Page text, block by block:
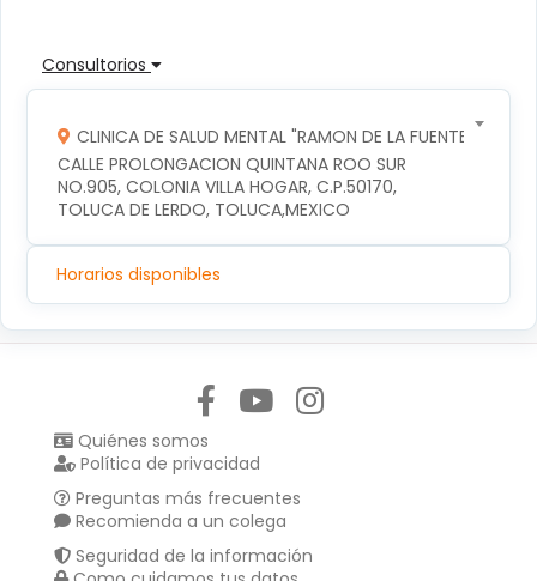
Consultorios
CLINICA DE SALUD MENTAL "RAMON DE LA FUENTE"
CALLE PROLONGACION QUINTANA ROO SUR
NO.905, COLONIA VILLA HOGAR, C.P.50170,
TOLUCA DE LERDO, TOLUCA,MEXICO
Horarios disponibles
Quiénes somos
Política de privacidad
Preguntas más frecuentes
Recomienda a un colega
Seguridad de la información